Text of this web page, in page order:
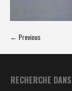
← Previous
RECHERCHE